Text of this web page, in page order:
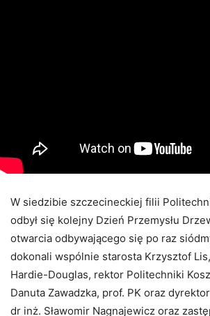
W siedzibie szczecineckiej filii
odbył się kolejny Dzień Przemysłu
otwarcia odbywającego się po raz
dokonali wspólnie starosta Krzysztof
Hardie-Douglas, rektor Politechniki
Danuta Zawadzka, prof. PK oraz
dr inż. Sławomir Nagnajewicz oraz